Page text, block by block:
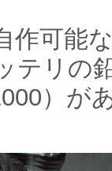
作可能
テリの
）が